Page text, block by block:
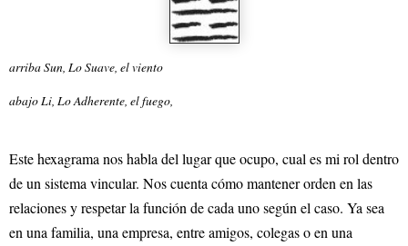
arriba Sun, Lo Suave, el viento
abajo Li, Lo Adherente, el fuego,
Este hexagrama nos habla del lugar que ocupo, cual es mi rol dentro
de un sistema vincular. Nos cuenta cómo mantener orden en las
relaciones y respetar la función de cada uno según el caso. Ya sea
en una familia, una empresa, entre amigos, colegas o en una